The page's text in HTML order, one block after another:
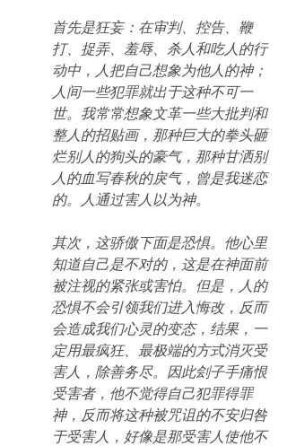
首先是狂妄：在审判、控告、鞭
打、捉弄、羞辱、杀人和吃人的行
动中，人把自己想象为他人的神；
人间一些犯罪就出于这种不可一
世。我常常想象文革一些大批判和
整人的招贴画，那种巨大的拳头砸
烂别人的狗头的豪气，那种甘洒别
人的血写春秋的戾气，曾是我迷恋
的。人通过害人以为神。
其次，这骄傲下面是恐惧。他心里
知道自己是不对的，这是在神面前
被注视的紧张或害怕。但是，人的
恐惧不会引领我们进入悔改，反而
会造成我们心灵的变态，结果，一
定用最疯狂、最极端的方式消灭受
害人，除善务尽。因此刽子手痛恨
受害者，他不觉得自己犯罪得罪
神，反而将这种被咒诅的不安归咎
于受害人，好像是那受害人使他不